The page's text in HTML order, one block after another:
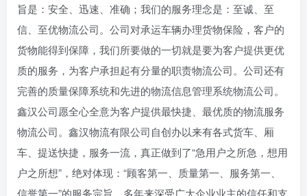
旨是：安全、迅速、准确；我们的服务理念是：至诚、至
信、至优物流公司。公司对承运车辆办理货物保险，客户的
货物能得到保障，我们所要做的一切就是要为客户提供更优
质的服务，为客户承担起有分量的职责物流公司。公司还有
完善的质量保障系统和先进的物流信息管理系统物流公司。
鑫汉公司愿全心全意为客户提供最快捷、最优质的物流服务
物流公司。鑫汉物流有限公司自创办以来有各式货车、厢
车、提送快捷，服务一流，真正做到了“急用户之所急，想用
户之所想”，绝对体现：“顾客第一、质量第一、服务第一、
信誉第一”的服务宗旨，多年来深受广大企业业主的信任和支